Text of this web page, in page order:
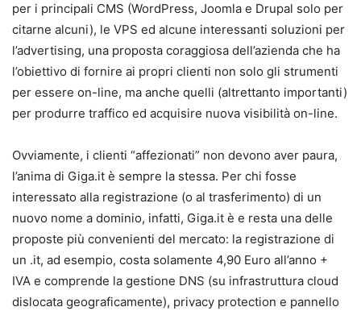
per i principali CMS (WordPress, Joomla e Drupal solo per
citarne alcuni), le VPS ed alcune interessanti soluzioni per
l’advertising, una proposta coraggiosa dell’azienda che ha
l’obiettivo di fornire ai propri clienti non solo gli strumenti
per essere on-line, ma anche quelli (altrettanto importanti)
per produrre traffico ed acquisire nuova visibilità on-line.
Ovviamente, i clienti “affezionati” non devono aver paura,
l’anima di Giga.it è sempre la stessa. Per chi fosse
interessato alla registrazione (o al trasferimento) di un
nuovo nome a dominio, infatti, Giga.it è e resta una delle
proposte più convenienti del mercato: la registrazione di
un .it, ad esempio, costa solamente 4,90 Euro all’anno +
IVA e comprende la gestione DNS (su infrastruttura cloud
dislocata geograficamente), privacy protection e pannello